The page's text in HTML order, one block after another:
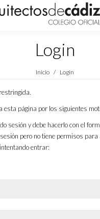
Login
Estás aquí:
Inicio Login
esta página por los siguientes
sesión y debe hacerlo con el
pero no tiene permisos para
entrar: